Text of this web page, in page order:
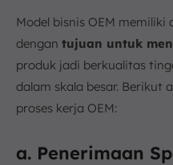
Model bisnis OEM
dengan tujuan untuk
produk jadi berkualitas
dalam skala besar. Berikut
proses kerja OEM:
a. Penerimaan